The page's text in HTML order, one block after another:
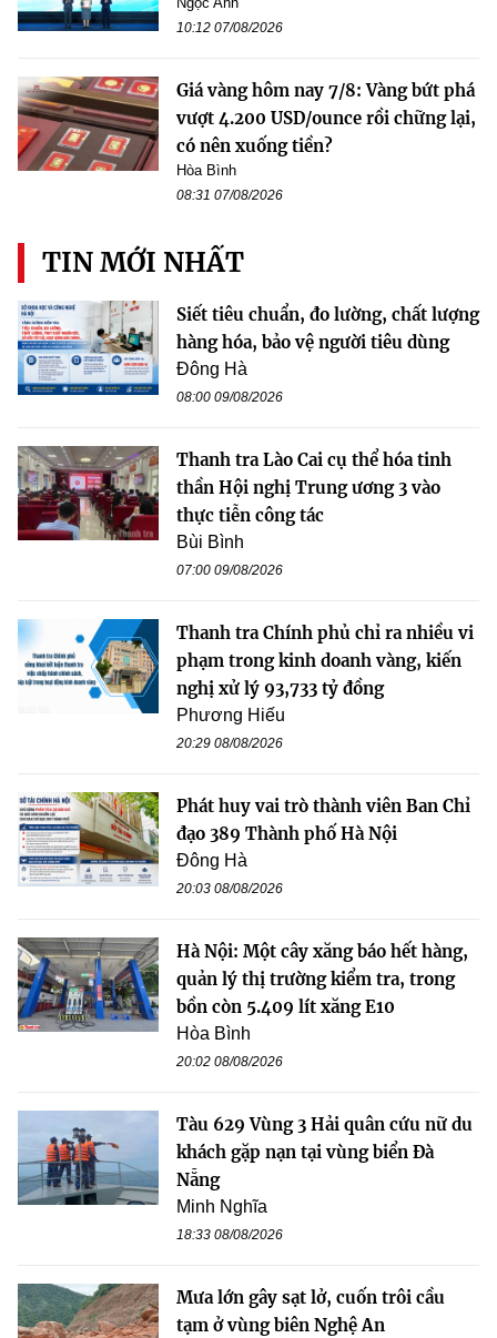
10:12 07/08/2026
Giá vàng hôm nay 7/8: Vàng bứt phá
vượt 4.200 USD/ounce rồi chững lại,
có nên xuống tiền?
Hòa Bình
08:31 07/08/2026
TIN MỚI NHẤT
Siết tiêu chuẩn, đo lường, chất lượng
hàng hóa, bảo vệ người tiêu dùng
Đông Hà
08:00 09/08/2026
Thanh tra Lào Cai cụ thể hóa tinh
thần Hội nghị Trung ương 3 vào
thực tiễn công tác
Bùi Bình
07:00 09/08/2026
Thanh tra Chính phủ chỉ ra nhiều vi
phạm trong kinh doanh vàng, kiến
nghị xử lý 93,733 tỷ đồng
Phương Hiếu
20:29 08/08/2026
Phát huy vai trò thành viên Ban Chỉ
đạo 389 Thành phố Hà Nội
Đông Hà
20:03 08/08/2026
Hà Nội: Một cây xăng báo hết hàng,
quản lý thị trường kiểm tra, trong
bồn còn 5.409 lít xăng E10
Hòa Bình
20:02 08/08/2026
Tàu 629 Vùng 3 Hải quân cứu nữ du
khách gặp nạn tại vùng biển Đà
Nẵng
Minh Nghĩa
18:33 08/08/2026
Mưa lớn gây sạt lở, cuốn trôi cầu
tạm ở vùng biên Nghệ An